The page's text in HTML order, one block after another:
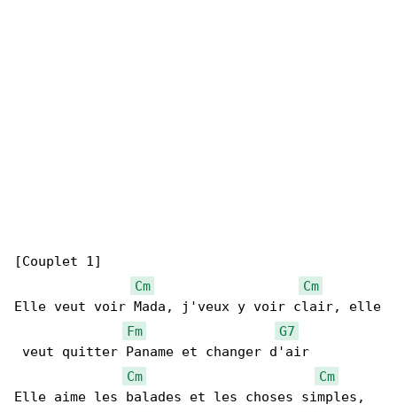
[Couplet 1]
Cm
Cm
Elle vеut voir Mada, j'veux y voir clair, elle
Fm
G7
veut quitter Paname et changer d'air
Cm
Cm
Elle aime les balades et les choses simples,